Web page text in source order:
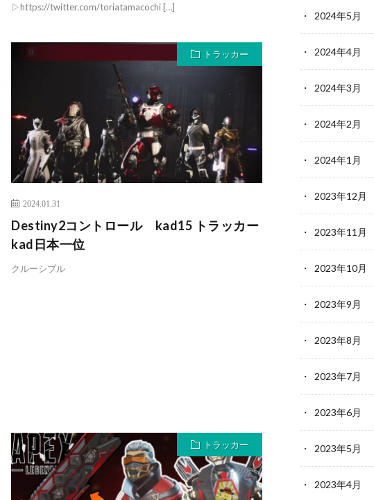
▷https://twitter.com/toriatamacochi […]
トラッカー
2024.01.31
Destiny2コントロール kad15 トラッカー
kad日本一位
クルーシブル
トラッカー
2024年5月
2024年4月
2024年3月
2024年2月
2024年1月
2023年12月
2023年11月
2023年10月
2023年9月
2023年8月
2023年7月
2023年6月
2023年5月
2023年4月